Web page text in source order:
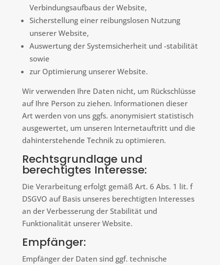
Verbindungsaufbaus der Website,
Sicherstellung einer reibungslosen Nutzung
unserer Website,
Auswertung der Systemsicherheit und -stabilität
sowie
zur Optimierung unserer Website.
Wir verwenden Ihre Daten nicht, um Rückschlüsse
auf Ihre Person zu ziehen. Informationen dieser
Art werden von uns ggfs. anonymisiert statistisch
ausgewertet, um unseren Internetauftritt und die
dahinterstehende Technik zu optimieren.
Rechtsgrundlage und
berechtigtes Interesse:
Die Verarbeitung erfolgt gemäß Art. 6 Abs. 1 lit. f
DSGVO auf Basis unseres berechtigten Interesses
an der Verbesserung der Stabilität und
Funktionalität unserer Website.
Empfänger:
Empfänger der Daten sind ggf. technische